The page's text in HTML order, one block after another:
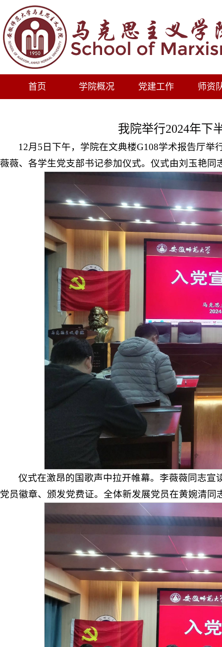
首页 学院概况 党建工作 师资
我院举行2024年下
12月5日下午，学院在文典楼G108学术报告厅
薇薇、各学生党支部书记参加仪式。仪式由刘玉艳同
仪式在激昂的国歌声中拉开帷幕。李薇薇同志
党员徽章、颁发党费证。全体新发展党员在黄婉清同